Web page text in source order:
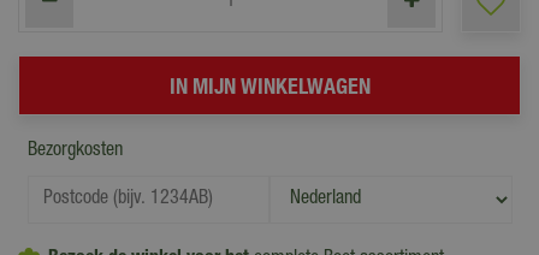
Bezorgkosten